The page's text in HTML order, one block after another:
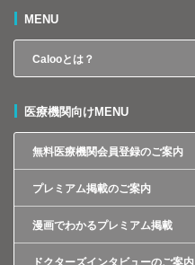
MENU
Calooとは？
医療機関向けMENU
無料医療機関会員登録のご案内
プレミアム掲載のご案内
漫画でわかるプレミアム掲載
ドクターズインタビューのご案内